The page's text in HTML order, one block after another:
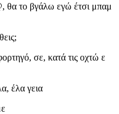
θα το βγάλω εγώ έτσι μπαμ
σε, κατά τις οχτώ ε
έλα γεια